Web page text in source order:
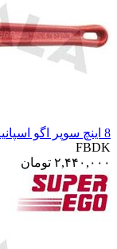
8 اینچ سوپر اگو اسپانیا Super EGO
FBDK
۲,۴۴۰,۰۰۰ تومان